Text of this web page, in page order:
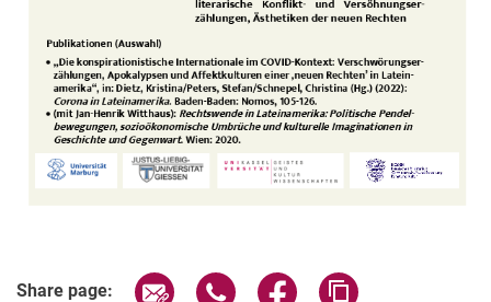
Share page: Share page via email
Share page via WhatsApp
Share page via